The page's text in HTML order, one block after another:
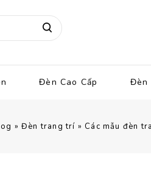
Đèn Cao Cấp Đèn
» Đèn trang trí »Các mẫu đèn